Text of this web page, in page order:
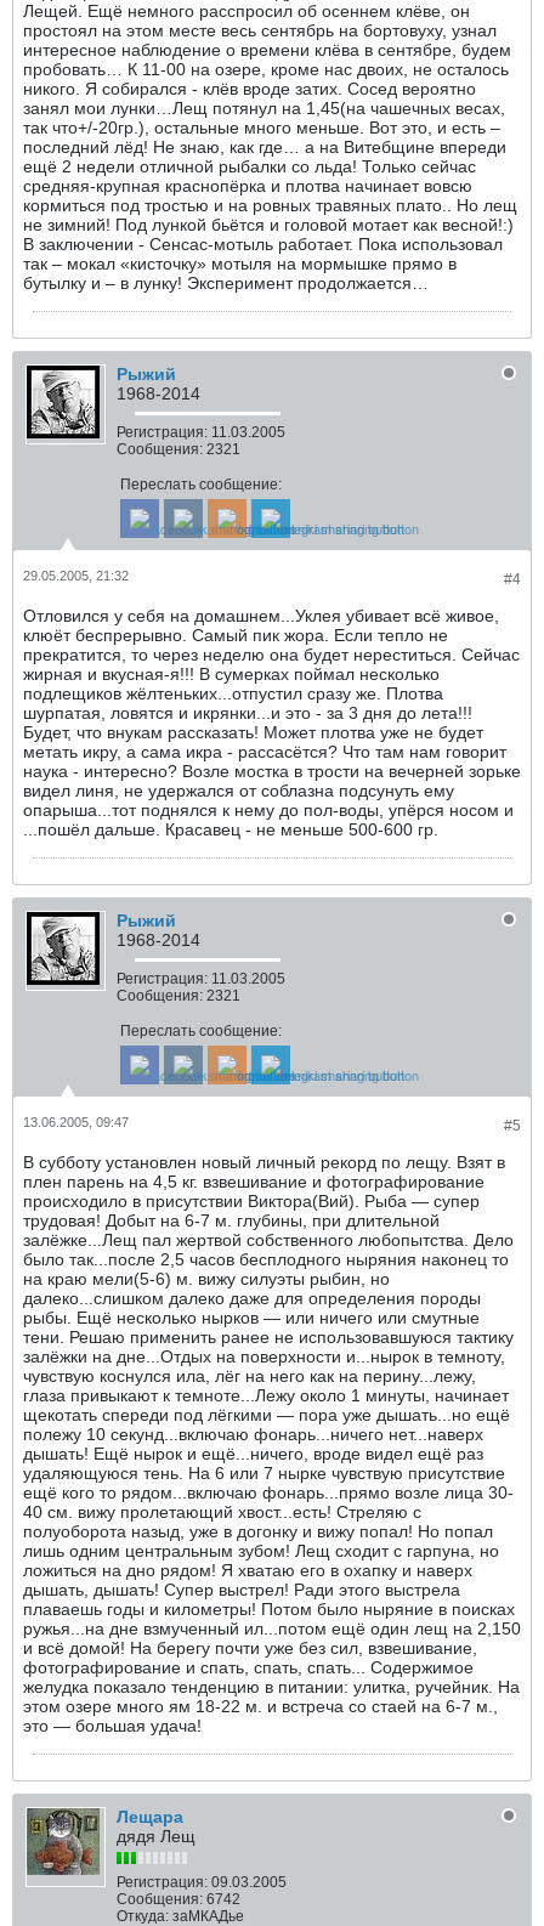
Лещей. Ещё немного расспросил об осеннем клёве, он
простоял на этом месте весь сентябрь на бортовуху, узнал
интересное наблюдение о времени клёва в сентябре, будем
пробовать… К 11-00 на озере, кроме нас двоих, не осталось
никого. Я собирался - клёв вроде затих. Сосед вероятно
занял мои лунки…Лещ потянул на 1,45(на чашечных весах,
так что+/-20гр.), остальные много меньше. Вот это, и есть –
последний лёд! Не знаю, как где… а на Витебщине впереди
ещё 2 недели отличной рыбалки со льда! Только сейчас
средняя-крупная краснопёрка и плотва начинает вовсю
кормиться под тростью и на ровных травяных плато.. Но лещ
не зимний! Под лункой бьётся и головой мотает как весной!:)
В заключении - Сенсас-мотыль работает. Пока использовал
так – мокал «кисточку» мотыля на мормышке прямо в
бутылку и – в лунку! Эксперимент продолжается…
Рыжий
1968-2014
Регистрация: 11.03.2005
Сообщения: 2321
Переслать сообщение:
#4
29.05.2005, 21:32
Отловился у себя на домашнем...Уклея убивает всё живое,
клюёт беспрерывно. Самый пик жора. Если тепло не
прекратится, то через неделю она будет нереститься. Сейчас
жирная и вкусная-я!!! В сумерках поймал несколько
подлещиков жёлтеньких...отпустил сразу же. Плотва
шурпатая, ловятся и икрянки...и это - за 3 дня до лета!!!
Будет, что внукам рассказать! Может плотва уже не будет
метать икру, а сама икра - рассасётся? Что там нам говорит
наука - интересно? Возле мостка в трости на вечерней зорьке
видел линя, не удержался от соблазна подсунуть ему
опарыша...тот поднялся к нему до пол-воды, упёрся носом и
...пошёл дальше. Красавец - не меньше 500-600 гр.
Рыжий
1968-2014
Регистрация: 11.03.2005
Сообщения: 2321
Переслать сообщение:
#5
13.06.2005, 09:47
В субботу установлен новый личный рекорд по лещу. Взят в
плен парень на 4,5 кг. взвешивание и фотографирование
происходило в присутствии Виктора(Вий). Рыба — супер
трудовая! Добыт на 6-7 м. глубины, при длительной
залёжке...Лещ пал жертвой собственного любопытства. Дело
было так...после 2,5 часов бесплодного ныряния наконец то
на краю мели(5-6) м. вижу силуэты рыбин, но
далеко...слишком далеко даже для определения породы
рыбы. Ещё несколько нырков — или ничего или смутные
тени. Решаю применить ранее не использовавшуюся тактику
залёжки на дне...Отдых на поверхности и...нырок в темноту,
чувствую коснулся ила, лёг на него как на перину...лежу,
глаза привыкают к темноте...Лежу около 1 минуты, начинает
щекотать спереди под лёгкими — пора уже дышать...но ещё
полежу 10 секунд...включаю фонарь...ничего нет...наверх
дышать! Ещё нырок и ещё...ничего, вроде видел ещё раз
удаляющуюся тень. На 6 или 7 нырке чувствую присутствие
ещё кого то рядом...включаю фонарь...прямо возле лица 30-
40 см. вижу пролетающий хвост...есть! Стреляю с
полуоборота назыд, уже в догонку и вижу попал! Но попал
лишь одним центральным зубом! Лещ сходит с гарпуна, но
ложиться на дно рядом! Я хватаю его в охапку и наверх
дышать, дышать! Супер выстрел! Ради этого выстрела
плаваешь годы и километры! Потом было ныряние в поисках
ружья...на дне взмученный ил...потом ещё один лещ на 2,150
и всё домой! На берегу почти уже без сил, взвешивание,
фотографирование и спать, спать, спать... Содержимое
желудка показало тенденцию в питании: улитка, ручейник. На
этом озере много ям 18-22 м. и встреча со стаей на 6-7 м.,
это — большая удача!
Лещара
дядя Лещ
Регистрация: 09.03.2005
Сообщения: 6742
Откуда: заМКАДье